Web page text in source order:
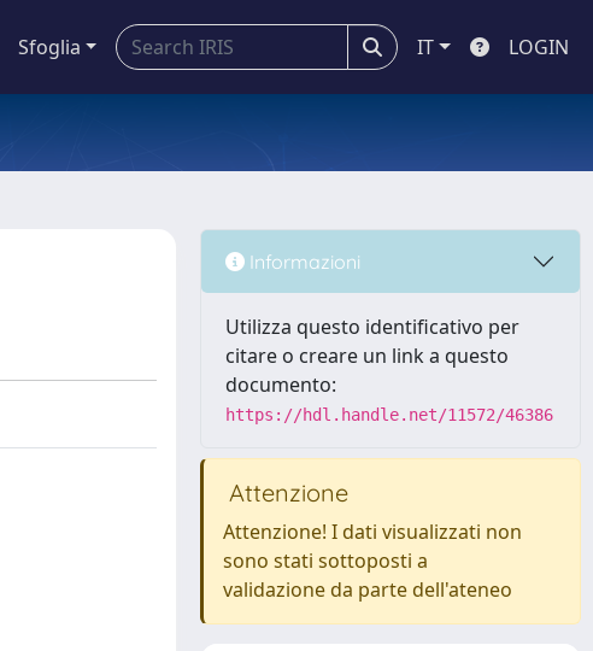
Sfoglia IT LOGIN
Informazioni
Utilizza questo identificativo per
citare o creare un link a questo
documento:
https://hdl.handle.net/11572/46386
Attenzione
Attenzione! I dati visualizzati non
sono stati sottoposti a
validazione da parte dell'ateneo